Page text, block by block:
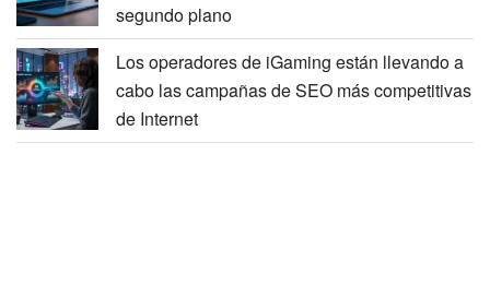
segundo plano
Los operadores de iGaming están llevando a
cabo las campañas de SEO más competitivas
de Internet